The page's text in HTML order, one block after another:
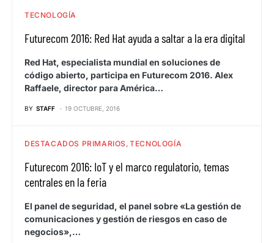
TECNOLOGÍA
Futurecom 2016: Red Hat ayuda a saltar a la era digital
Red Hat, especialista mundial en soluciones de
código abierto, participa en Futurecom 2016. Alex
Raffaele, director para América…
BY STAFF 19 OCTUBRE, 2016
DESTACADOS PRIMARIOS TECNOLOGÍA
Futurecom 2016: IoT y el marco regulatorio, temas
centrales en la feria
El panel de seguridad, el panel sobre «La gestión de
comunicaciones y gestión de riesgos en caso de
negocios»,…